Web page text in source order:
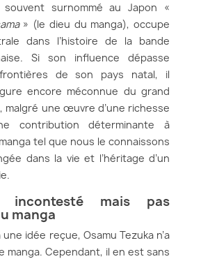
souvent surnommé au Japon «
» (le dieu du manga), occupe
dans l’histoire de la bande
Si son influence dépasse
de son pays natal, il
encore méconnue du grand
malgré une œuvre d’une richesse
contribution déterminante à
tel que nous le connaissons
dans la vie et l’héritage d’un
incontesté mais pas
manga
idée reçue, Osamu Tezuka n’a
manga. Cependant, il en est sans